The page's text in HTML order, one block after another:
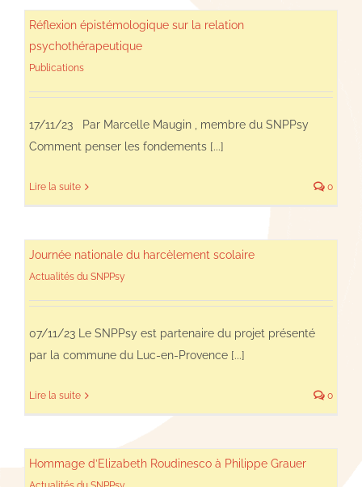
Réflexion épistémologique sur la relation
psychothérapeutique
Publications
17/11/23 Par Marcelle Maugin , membre du SNPPsy
Comment penser les fondements [...]
Lire la suite 0
Journée nationale du harcèlement scolaire
Actualités du SNPPsy
07/11/23 Le SNPPsy est partenaire du projet présenté
par la commune du Luc-en-Provence [...]
Lire la suite 0
Hommage d’Elizabeth Roudinesco à Philippe Grauer